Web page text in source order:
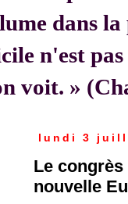
dans
n'est
voit. »
lundi 3
Le congrès
nouvelle